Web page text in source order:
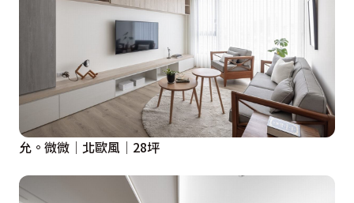
允。微微│北歐風│28坪